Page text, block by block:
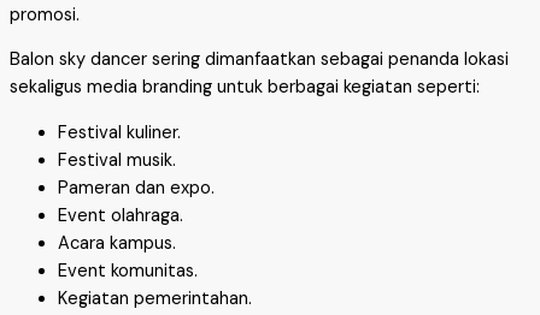
promosi.
Balon sky dancer sering dimanfaatkan sebagai penanda lokasi
sekaligus media branding untuk berbagai kegiatan seperti:
Festival kuliner.
Festival musik.
Pameran dan expo.
Event olahraga.
Acara kampus.
Event komunitas.
Kegiatan pemerintahan.